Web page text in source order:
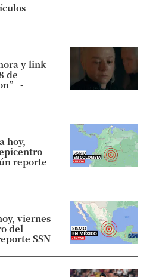
y link
de
-
hoy,
reporte
viernes
del
SSN